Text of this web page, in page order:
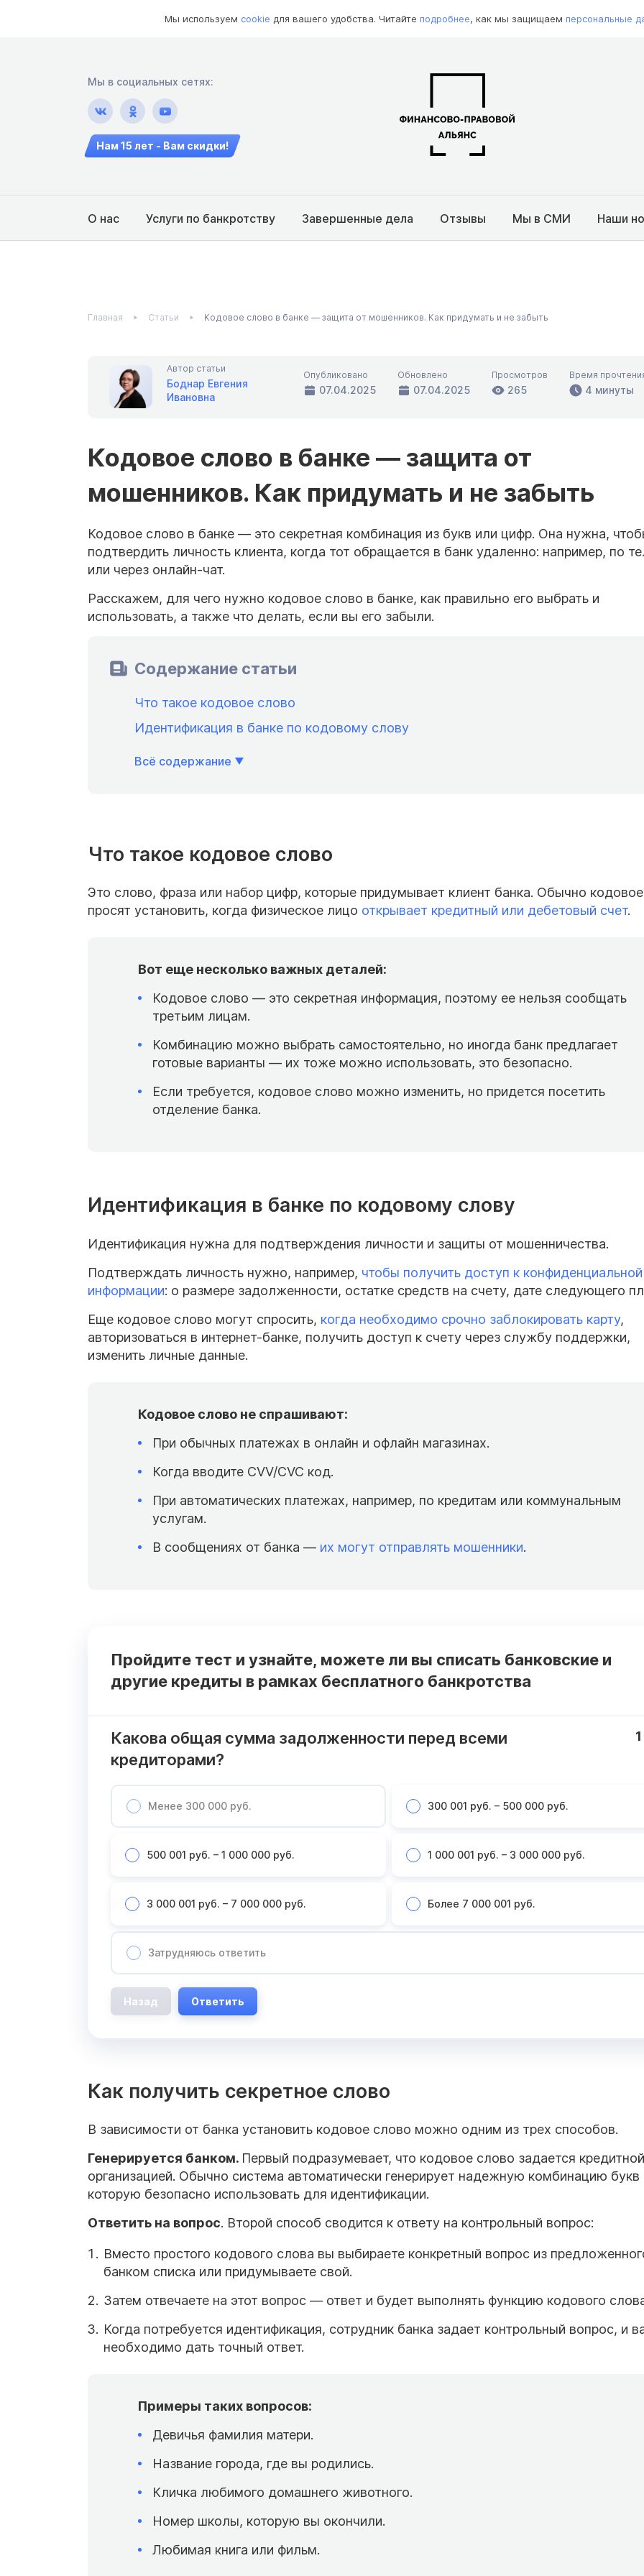
Мы используем cookie для вашего удобства. Читайте подробнее, как мы защищаем персональные
Мы в социальных сетях:
Нам 15 лет - Вам скидки!
О нас Услуги по банкротству Завершенные дела Отзывы Мы в СМИ Наши
Главная Статьи Кодовое слово в банке — защита от мошенников. Как придумать и не забыть
Автор статьи
Боднар Евгения
Ивановна
Опубликовано
07.04.2025
Обновлено
07.04.2025
Просмотров
265
Время
4 минуты
Кодовое слово в банке — защита от
мошенников. Как придумать и не забыть
Кодовое слово в банке — это секретная комбинация из букв или цифр. Она нужна,
подтвердить личность клиента, когда тот обращается в банк удаленно: например, по
или через онлайн-чат.
Расскажем, для чего нужно кодовое слово в банке, как правильно его выбрать и
использовать, а также что делать, если вы его забыли.
Содержание статьи
Что такое кодовое слово
Идентификация в банке по кодовому слову
Всё содержание
Что такое кодовое слово
Это слово, фраза или набор цифр, которые придумывает клиент банка. Обычно
просят установить, когда физическое лицо открывает кредитный или дебетовый счет.
Вот еще несколько важных деталей:
Кодовое слово — это секретная информация, поэтому ее нельзя сообщать
третьим лицам.
Комбинацию можно выбрать самостоятельно, но иногда банк предлагает
готовые варианты — их тоже можно использовать, это безопасно.
Если требуется, кодовое слово можно изменить, но придется посетить
отделение банка.
Идентификация в банке по кодовому слову
Идентификация нужна для подтверждения личности и защиты от мошенничества.
Подтверждать личность нужно, например, чтобы получить доступ к конфиденциальной
информации: о размере задолженности, остатке средств на счету, дате следующего
Еще кодовое слово могут спросить, когда необходимо срочно заблокировать карту,
авторизоваться в интернет-банке, получить доступ к счету через службу поддержки,
изменить личные данные.
Кодовое слово не спрашивают:
При обычных платежах в онлайн и офлайн магазинах.
Когда вводите CVV/CVC код.
При автоматических платежах, например, по кредитам или коммунальным
услугам.
В сообщениях от банка — их могут отправлять мошенники.
Пройдите тест и узнайте, можете ли вы списать банковские и
другие кредиты в рамках бесплатного банкротства
Какова общая сумма задолженности перед всеми
кредиторами?
Менее 300 000 руб. 300 001 руб. – 500 000 руб.
500 001 руб. – 1 000 000 руб. 1 000 001 руб. – 3 000 000 руб.
3 000 001 руб. – 7 000 000 руб. Более 7 000 001 руб.
Затрудняюсь ответить
1
Назад Ответить
Как получить секретное слово
В зависимости от банка установить кодовое слово можно одним из трех способов.
Генерируется банком. Первый подразумевает, что кодовое слово задается кредитной
организацией. Обычно система автоматически генерирует надежную комбинацию букв
которую безопасно использовать для идентификации.
Ответить на вопрос. Второй способ сводится к ответу на контрольный вопрос:
Вместо простого кодового слова вы выбираете конкретный вопрос из
банком списка или придумываете свой.
Затем отвечаете на этот вопрос — ответ и будет выполнять функцию кодового
Когда потребуется идентификация, сотрудник банка задает контрольный вопрос, и
необходимо дать точный ответ.
Примеры таких вопросов:
Девичья фамилия матери.
Название города, где вы родились.
Кличка любимого домашнего животного.
Номер школы, которую вы окончили.
Любимая книга или фильм.